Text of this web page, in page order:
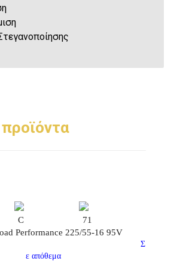
C
71
Performance 225/55-16 95V
Σ
ε απόθεμα